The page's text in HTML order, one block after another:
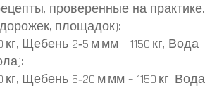
проверенные на
площадок):
Щебень 2‑5 м мм – 1150 кг, Вода
Щебень 5‑20 м мм – 1150 кг, Вода